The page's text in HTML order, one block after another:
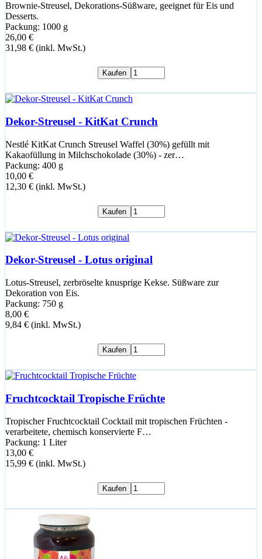
Brownie-Streusel, Dekorations-Süßware, geeignet für Eis und
Desserts.
Packung: 1000 g
26,00 €
31,98 € (inkl. MwSt.)
Kaufen
Dekor-Streusel - KitKat Crunch
Nestlé KitKat Crunch Streusel Waffel (30%) gefüllt mit
Kakaofüllung in Milchschokolade (30%) - zer…
Packung: 400 g
10,00 €
12,30 € (inkl. MwSt.)
Kaufen
Dekor-Streusel - Lotus original
Lotus-Streusel, zerbröselte knusprige Kekse. Süßware zur
Dekoration von Eis.
Packung: 750 g
8,00 €
9,84 € (inkl. MwSt.)
Kaufen
Fruchtcocktail Tropische Früchte
Tropischer Fruchtcocktail Cocktail mit tropischen Früchten -
verarbeitete, chemisch konservierte F…
Packung: 1 Liter
13,00 €
15,99 € (inkl. MwSt.)
Kaufen